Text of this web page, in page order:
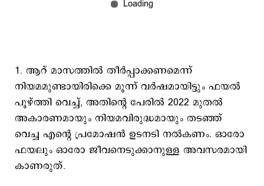
1. ആറ് മാസത്തിൽ തീർപ്പാക്കണമെന്ന്
നിയമമുണ്ടായിരിക്കെ മൂന്ന് വർഷമായിട്ടും ഫയൽ
പൂഴ്ത്തി വെച്ച്‌, അതിന്റെ പേരിൽ 2022 മുതൽ
അകാരണമായും നിയമവിരുദ്ധമായും തടഞ്ഞ്
വെച്ച എന്റെ പ്രമോഷൻ ഉടനടി നൽകണം. ഓരോ
ഫയലും ഓരോ ജീവനെടുക്കാനുള്ള അവസരമായി
കാണരുത്‌.